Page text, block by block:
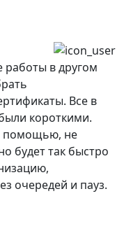
работы в другом
Все в
короткими.
помощью, не
будет так быстро
очередей и пауз.